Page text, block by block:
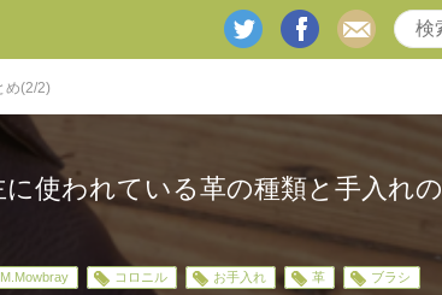
め(2/2)
使われている革の種類と手入れの
M.Mowbray コロニル お手入れ 革 ブラシ